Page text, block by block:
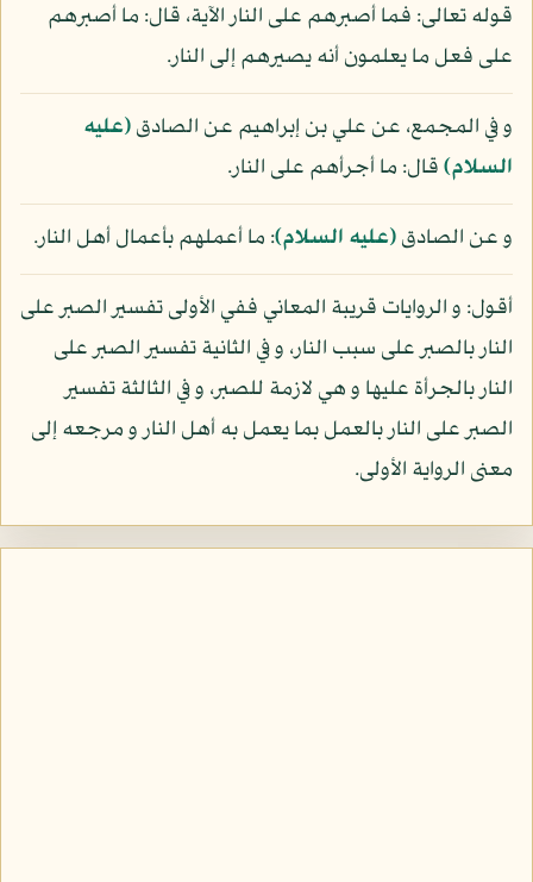
قوله تعالى: فما أصبرهم على النار الآية، قال: ما أصبرهم
على فعل ما يعلمون أنه يصيرهم إلى النار.
و في المجمع، عن علي بن إبراهيم عن الصادق(عليه
السلام)قال: ما أجرأهم على النار.
و عن الصادق(عليه السلام): ما أعملهم بأعمال أهل النار.
أقول: و الروايات قريبة المعاني ففي الأولى تفسير الصبر على
النار بالصبر على سبب النار، و في الثانية تفسير الصبر على
النار بالجرأة عليها و هي لازمة للصبر، و في الثالثة تفسير
الصبر على النار بالعمل بما يعمل به أهل النار و مرجعه إلى
معنى الرواية الأولى.